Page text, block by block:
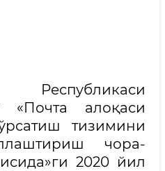
«Почта алоқаси
тизимини
чора-
2020 йил